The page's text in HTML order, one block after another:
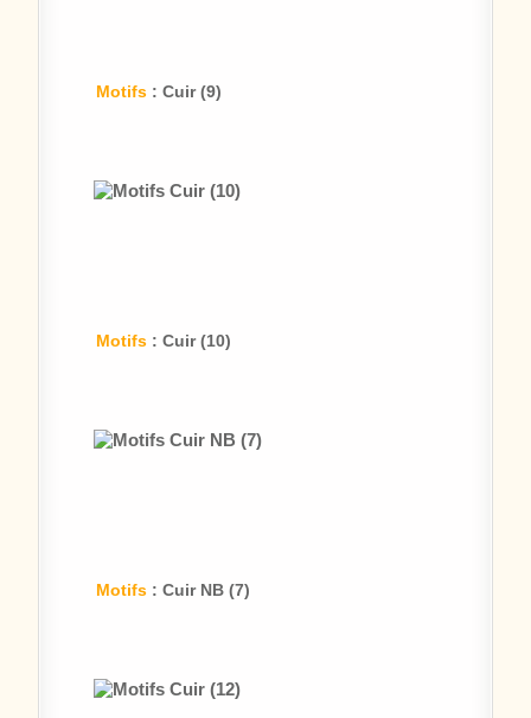
Motifs : Cuir (9)
Motifs : Cuir (10)
Motifs : Cuir NB (7)